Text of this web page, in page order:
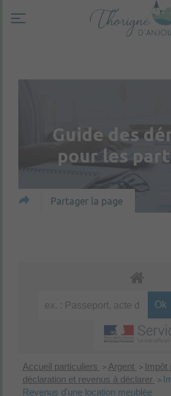
Guide des
pour les
Partager la page
Accueil particuliers > Argent > Impôt
déclaration et revenus à déclarer >
Revenus d'une location meublée